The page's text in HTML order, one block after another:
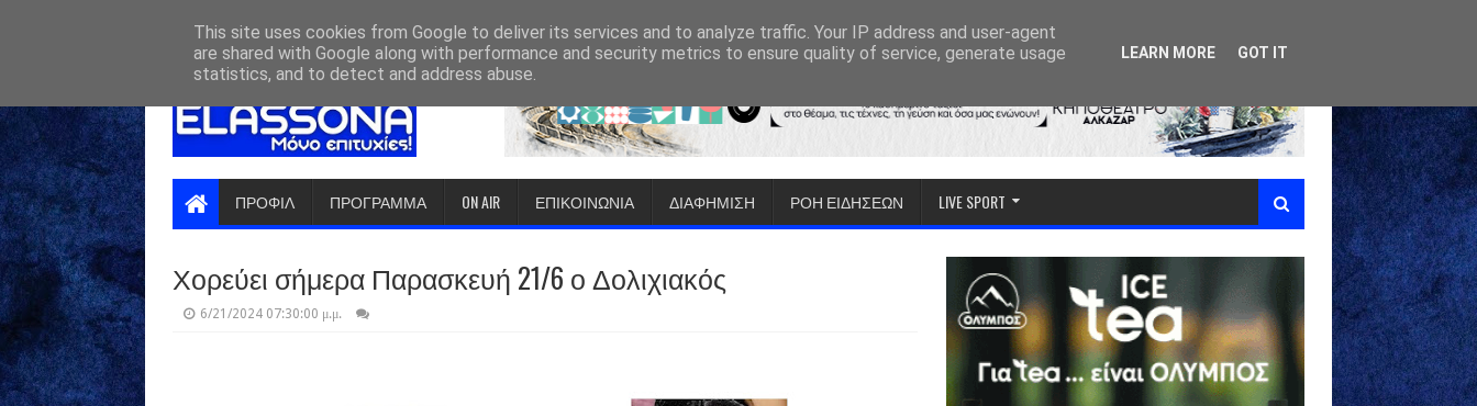
ΠΡΟΦΙΛ ΠΡΟΓΡΑΜΜΑ ON AIR ΕΠΙΚΟΙΝΩΝΙΑ ΔΙΑΦΗΜΙΣΗ ΡΟΗ ΕΙΔΗΣΕΩΝ LIVE SPORT
Χορεύει σήμερα Παρασκευή 21/6 ο Δολιχιακός
6/21/2024 07:30:00 μ.μ.
This site uses cookies from Google to deliver its services and to analyze traffic. Your IP address and user-agent
are shared with Google along with performance and security metrics to ensure quality of service, generate usage
statistics, and to detect and address abuse.
LEARN MORE GOT IT